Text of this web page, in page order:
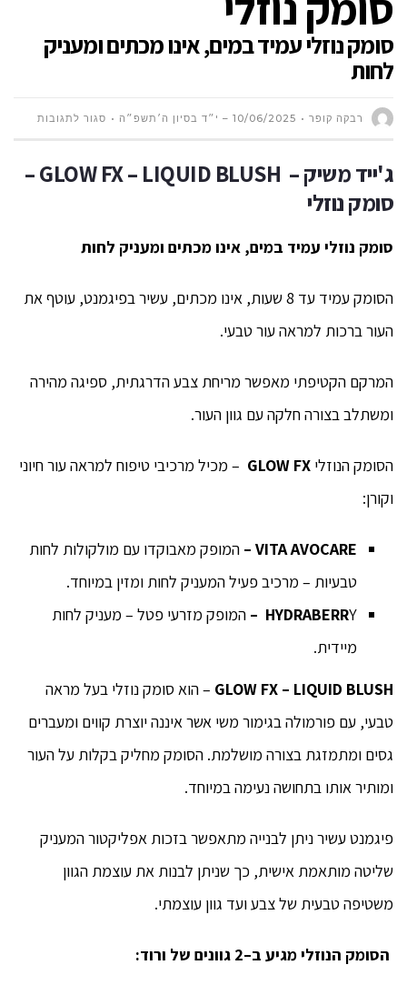
סומק נוזלי עמיד במים, אינו מכתים ומעניק
לחות
רבקה קופר 10/06/2025 – י״ד בסיון ה׳תשפ״ה סגור לתגובותעל
נוזלי
ג'יידמשיק – GLOW FX – LIQUID BLUSH –
סומק נוזלי
סומק נוזלי עמיד במים, אינו מכתים ומעניק לחות
הסומק עמיד עד 8 שעות, אינו מכתים, עשיר בפיגמנט, עוטף את
העור ברכות למראה עור טבעי.
המרקם הקטיפתי מאפשר מריחת צבע הדרגתית, ספיגה מהירה
ומשתלב בצורה חלקה עם גוון העור.
הסומק הנוזלי GLOW FX – מכיל מרכיבי טיפוח למראה עור חיוני
וקורן:
VITA AVOCARE
– המופק מאבוקדו עם מולקולות לחות
טבעיות – מרכיב פעיל המעניק לחות ומזין במיוחד.
HYDRABERRY
– המופק מזרעי פטל – מעניק לחות
מיידית.
GLOW FX – LIQUID BLUSH – הוא סומק נוזלי בעל מראה
טבעי, עם פורמולה בגימור משי אשר איננה יוצרת קווים ומעברים
גסים ומתמזגת בצורה מושלמת. הסומק מחליק בקלות על העור
ומותיר אותו בתחושה נעימה במיוחד.
פיגמנט עשיר ניתן לבנייה מתאפשר בזכות אפליקטור המעניק
שליטה מותאמת אישית, כך שניתן לבנות את עוצמת הגוון
משטיפה טבעית של צבע ועד גוון עוצמתי.
הסומק הנוזלימגיע ב–
2 גוונים של ורוד: